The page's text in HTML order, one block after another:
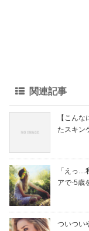
関連記事
【こん
たスキン
「えっ…
アで-5歳
ついつい